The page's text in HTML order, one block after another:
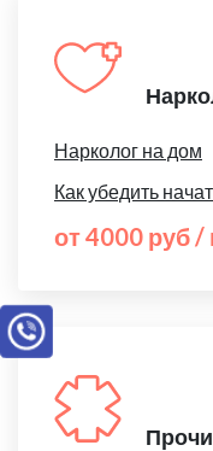
Нарколог на дом
Как убедить
от 4000 руб